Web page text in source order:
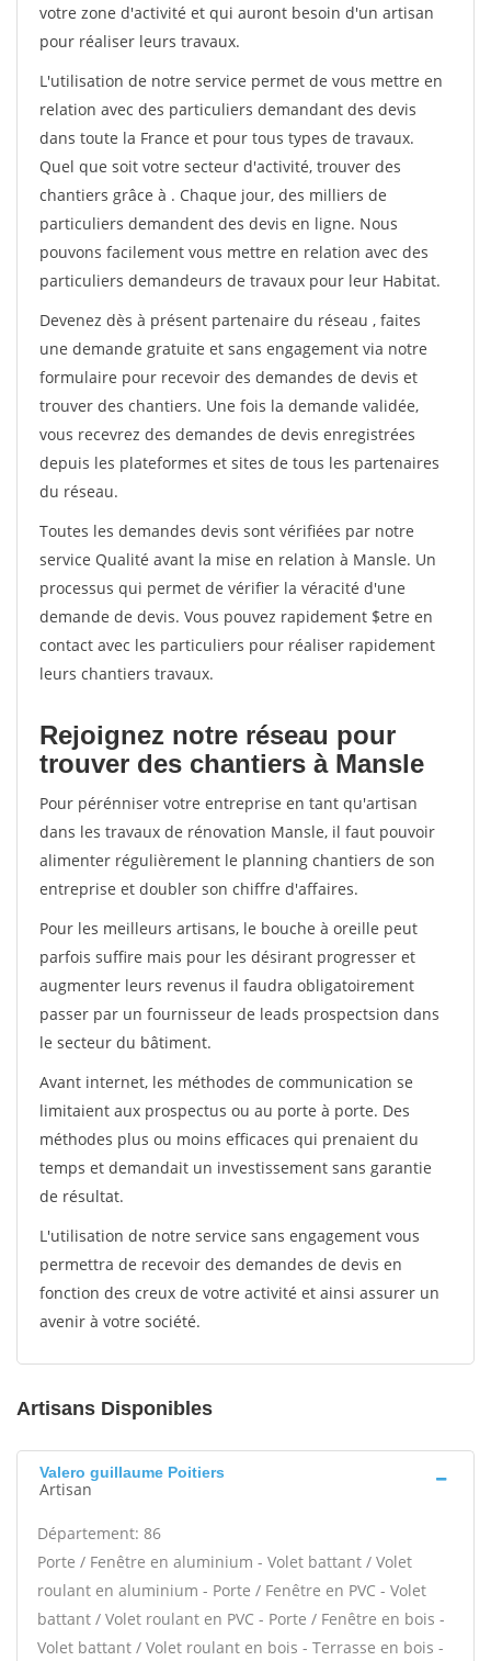
votre zone d'activité et qui auront besoin d'un artisan
pour réaliser leurs travaux.
L'utilisation de notre service permet de vous mettre en
relation avec des particuliers demandant des devis
dans toute la France et pour tous types de travaux.
Quel que soit votre secteur d'activité, trouver des
chantiers grâce à . Chaque jour, des milliers de
particuliers demandent des devis en ligne. Nous
pouvons facilement vous mettre en relation avec des
particuliers demandeurs de travaux pour leur Habitat.
Devenez dès à présent partenaire du réseau , faites
une demande gratuite et sans engagement via notre
formulaire pour recevoir des demandes de devis et
trouver des chantiers. Une fois la demande validée,
vous recevrez des demandes de devis enregistrées
depuis les plateformes et sites de tous les partenaires
du réseau.
Toutes les demandes devis sont vérifiées par notre
service Qualité avant la mise en relation à Mansle. Un
processus qui permet de vérifier la véracité d'une
demande de devis. Vous pouvez rapidement $etre en
contact avec les particuliers pour réaliser rapidement
leurs chantiers travaux.
Rejoignez notre réseau pour
trouver des chantiers à Mansle
Pour pérénniser votre entreprise en tant qu'artisan
dans les travaux de rénovation Mansle, il faut pouvoir
alimenter régulièrement le planning chantiers de son
entreprise et doubler son chiffre d'affaires.
Pour les meilleurs artisans, le bouche à oreille peut
parfois suffire mais pour les désirant progresser et
augmenter leurs revenus il faudra obligatoirement
passer par un fournisseur de leads prospectsion dans
le secteur du bâtiment.
Avant internet, les méthodes de communication se
limitaient aux prospectus ou au porte à porte. Des
méthodes plus ou moins efficaces qui prenaient du
temps et demandait un investissement sans garantie
de résultat.
L'utilisation de notre service sans engagement vous
permettra de recevoir des demandes de devis en
fonction des creux de votre activité et ainsi assurer un
avenir à votre société.
Artisans Disponibles
Valero guillaume Poitiers
Artisan
Département: 86
Porte / Fenêtre en aluminium - Volet battant / Volet
roulant en aluminium - Porte / Fenêtre en PVC - Volet
battant / Volet roulant en PVC - Porte / Fenêtre en bois -
Volet battant / Volet roulant en bois - Terrasse en bois -